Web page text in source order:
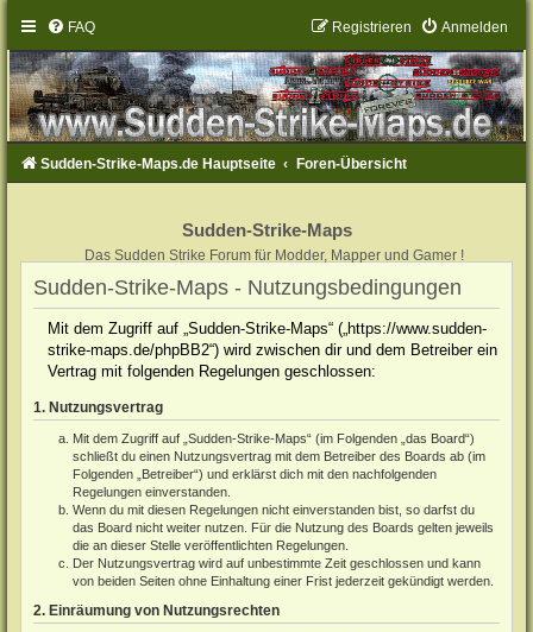
FAQ Anmelden
Registrieren
Sudden-Strike-Maps.de Hauptseite Foren-Übersicht
Sudden-Strike-Maps
Das Sudden Strike Forum für Modder, Mapper und Gamer !
Sudden-Strike-Maps - Nutzungsbedingungen
Mit dem Zugriff auf „Sudden-Strike-Maps“ („https://www.sudden-
strike-maps.de/phpBB2“) wird zwischen dir und dem Betreiber ein
Vertrag mit folgenden Regelungen geschlossen:
1. Nutzungsvertrag
Mit dem Zugriff auf „Sudden-Strike-Maps“ (im Folgenden „das Board“)
schließt du einen Nutzungsvertrag mit dem Betreiber des Boards ab (im
Folgenden „Betreiber“) und erklärst dich mit den nachfolgenden
Regelungen einverstanden.
Wenn du mit diesen Regelungen nicht einverstanden bist, so darfst du
das Board nicht weiter nutzen. Für die Nutzung des Boards gelten jeweils
die an dieser Stelle veröffentlichten Regelungen.
Der Nutzungsvertrag wird auf unbestimmte Zeit geschlossen und kann
von beiden Seiten ohne Einhaltung einer Frist jederzeit gekündigt werden.
2. Einräumung von Nutzungsrechten